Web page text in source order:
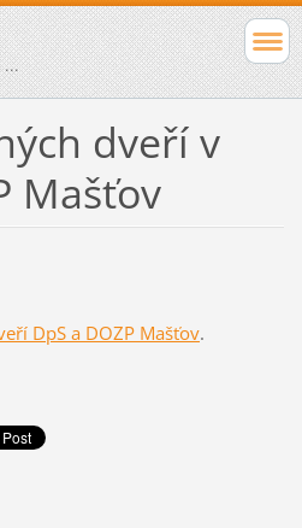
...
dveří v
Mašťov
DpS a DOZP Mašťov.